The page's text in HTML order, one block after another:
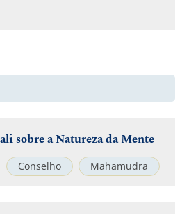
sobre a Natureza da Mente
Conselho Mahamudra